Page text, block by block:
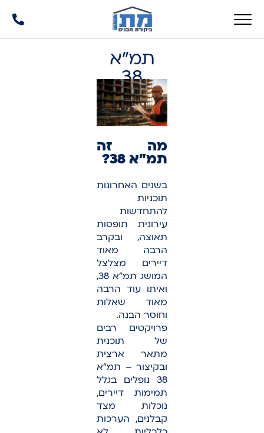
תמ"א
38
מה זה
תמ"א 38?
בשנים האחרונות
תוכניות
להתחדשות
עירונית תופסות
תאוצה, ובקרב
הרבה מאוד
דיירים מצלצל
המושג תמ”א 38,
ואיתו עוד הרבה
מאוד שאלות
וחוסר הבנה.
פרויקטים רבים
של תוכנית
מתאר ארצית
ובקיצור – תמ"א
38 נופלים בגלל
תמימות דיירים,
נוכלות מצד
קבלנים, הערכות